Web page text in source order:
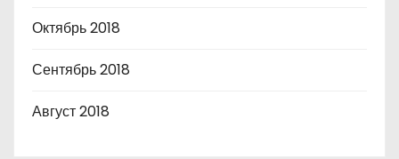
Октябрь 2018
Сентябрь 2018
Август 2018